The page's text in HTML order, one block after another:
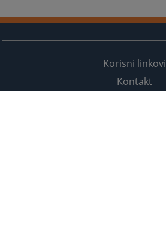
Korisni linkovi
Kontakt